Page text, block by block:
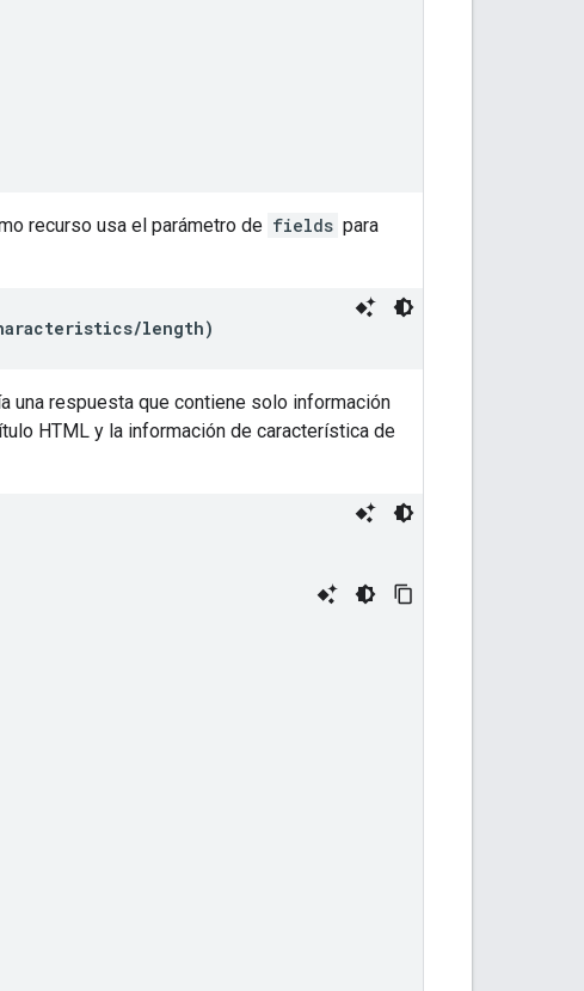
recurso usa el parámetro de fields para
length)
una respuesta que contiene solo información
HTML y la información de característica de